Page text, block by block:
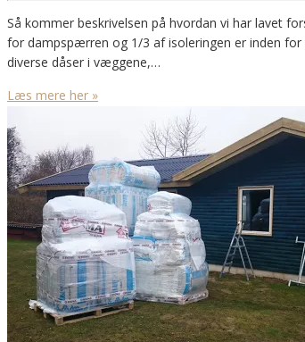
Så kommer beskrivelsen på hvordan vi har lavet
for dampspærren og 1/3 af isoleringen er inden
diverse dåser i væggene,…
Læs mere her »